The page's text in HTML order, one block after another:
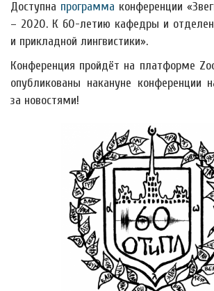
Доступна программа конференции
– 2020. К 60-летию кафедры и
и прикладной лингвистики».
Конференция пройдёт на платформе
опубликованы накануне конференции
за новостями!